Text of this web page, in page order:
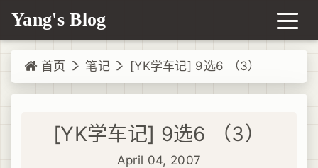
Yang's Blog
首页 笔记 [YK学车记] 9选6 （3）
[YK学车记] 9选6 （3）
April 04, 2007